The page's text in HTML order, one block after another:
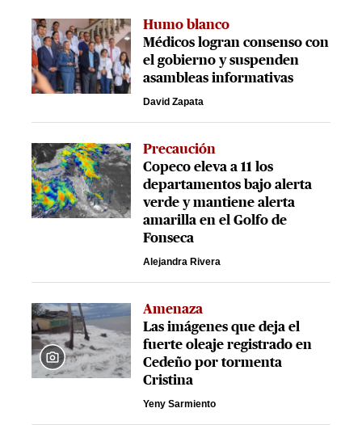
Humo blanco
Médicos logran consenso con
el gobierno y suspenden
asambleas informativas
David Zapata
Precaución
Copeco eleva a 11 los
departamentos bajo alerta
verde y mantiene alerta
amarilla en el Golfo de
Fonseca
Alejandra Rivera
Amenaza
Las imágenes que deja el
fuerte oleaje registrado en
Cedeño por tormenta
Cristina
Yeny Sarmiento